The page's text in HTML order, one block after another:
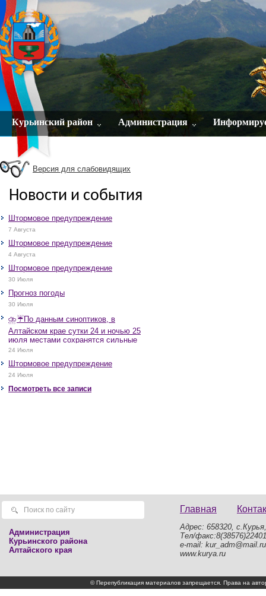
Курьинский район Администрация
Версия для слабовидящих
Новости и события
Штормовое предупреждение
7 Августа
Штормовое предупреждение
4 Августа
Штормовое предупреждение
30 Июля
Прогноз погоды
30 Июля
⛈️☔️По данным синоптиков, в
Алтайском крае сутки 24 и ночью 25
июля местами сохранятся сильные
дожди, грозы, при грозах очень
крупный град, шквалистое усиление
ветра до 17-22 м/с, местами порывы
25 м/с и более.
24 Июля
Штормовое предупреждение
24 Июля
Посмотреть все записи
Администрация
Курьинского района
Алтайского края
Главная
Адрес: 658320,
Тел/факс:8(38576)22401
e-mail: kur_adm@mail.ru
www.kurya.ru
© Перепубликация материалов запрещается. Права